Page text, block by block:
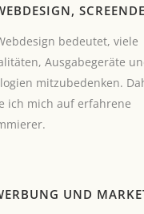
bedeutet, viele
Ausgabegeräte
mitzubedenken.
ich mich auf erfahrene
UND